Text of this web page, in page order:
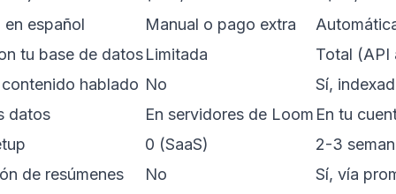
español
Manual o pago extra
tu base de datosLimitada
Total (API
hablado No
Sí,
datos
En servidores de Loom En tu
0 (SaaS)
2-3
de resúmenes
No
Sí, vía